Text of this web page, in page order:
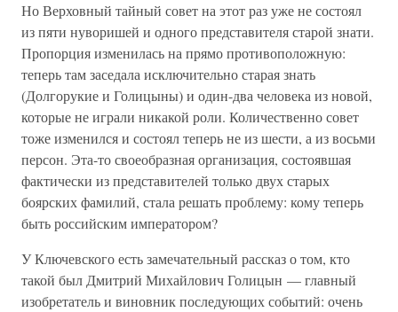
Но Верховный тайный совет на этот раз уже не состоял
из пяти нуворишей и одного представителя старой знати.
Пропорция изменилась на прямо противоположную:
теперь там заседала исключительно старая знать
(Долгорукие и Голицыны) и один-два человека из новой,
которые не играли никакой роли. Количественно совет
тоже изменился и состоял теперь не из шести, а из восьми
персон. Эта-то своеобразная организация, состоявшая
фактически из представителей только двух старых
боярских фамилий, стала решать проблему: кому теперь
быть российским императором?
У Ключевского есть замечательный рассказ о том, кто
такой был Дмитрий Михайлович Голицын — главный
изобретатель и виновник последующих событий: очень